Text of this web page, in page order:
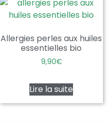
Allergies perles aux huiles
essentielles bio
9,90€
Lire la suite